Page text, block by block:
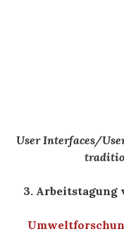
User Interfaces/
3. Arbeitstagung